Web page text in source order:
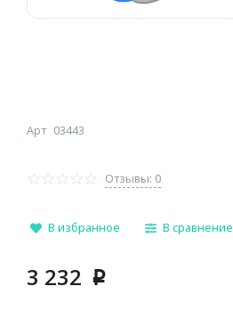
Арт 03443
Отзывы: 0
В избранное В сравнение
3 232 p